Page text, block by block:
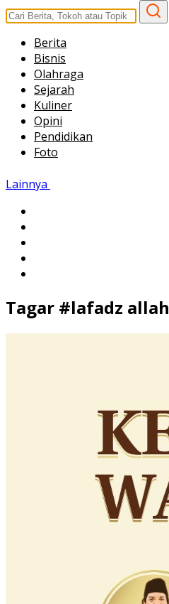
Berita
Bisnis
Olahraga
Sejarah
Kuliner
Opini
Pendidikan
Foto
Lainnya
Tagar #lafadz allah